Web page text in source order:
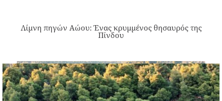
Λίμνη πηγών Αώου: Ένας κρυμμένος θησαυρός της
Πίνδου